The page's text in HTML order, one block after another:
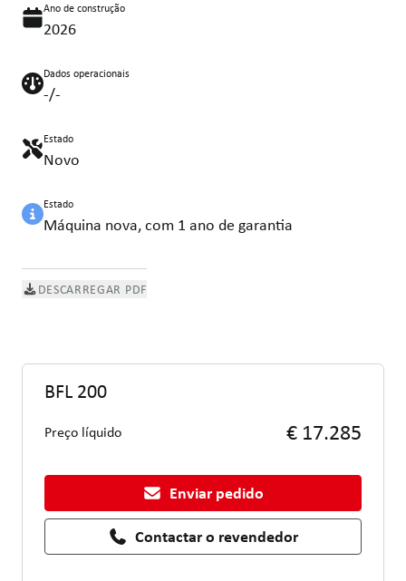
Ano de construção
2026
Dados operacionais
-/-
Estado
Novo
Estado
Máquina nova, com 1 ano de garantia
DESCARREGAR PDF
BFL 200
Preço líquido € 17.285
Enviar pedido
Contactar o revendedor